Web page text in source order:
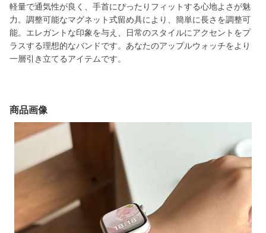
軽量で通気性が良く、手首にぴったりフィットする心地よさが魅
力。調整可能なマグネット式留め具により、簡単に長さを調整可
能。エレガントな印象を与え、日常のスタイルにアクセントをプ
ラスする理想的なバンドです。あなたのアップルウォッチをより
一層引き立てるアイテムです。
商品画像